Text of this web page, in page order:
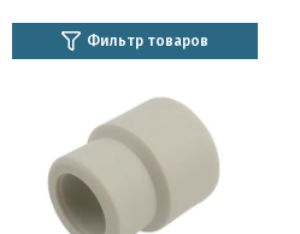
Фильтр товаров